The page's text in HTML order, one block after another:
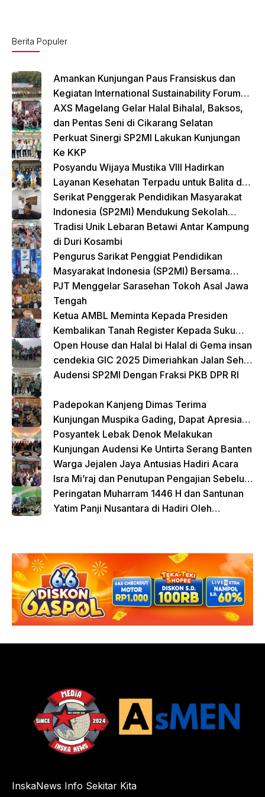
o
o
k
Berita Populer
Amankan Kunjungan Paus Fransiskus dan
Kegiatan International Sustainability Forum
(ISF) 2024 TNI-Polri Gelar Apel Pasukan
Gabungan
AXS Magelang Gelar Halal Bihalal, Baksos,
dan Pentas Seni di Cikarang Selatan
Perkuat Sinergi SP2MI Lakukan Kunjungan
Ke KKP
Posyandu Wijaya Mustika VIII Hadirkan
Layanan Kesehatan Terpadu untuk Balita dan
Lansia
Serikat Penggerak Pendidikan Masyarakat
Indonesia (SP2MI) Mendukung Sekolah
Rakyat yang Digagas oleh Kemensos
Tradisi Unik Lebaran Betawi Antar Kampung
di Duri Kosambi
Pengurus Sarikat Penggiat Pendidikan
Masyarakat Indonesia (SP2MI) Bersama
Nusadaya Akademik Kunjungi Kementerian
BP2MI
PJT Menggelar Sarasehan Tokoh Asal Jawa
Tengah
Ketua AMBL Meminta Kepada Presiden
Kembalikan Tanah Register Kepada Suku
Lampung
Open House dan Halal bi Halal di Gema insan
cendekia GIC 2025 Dimeriahkan Jalan Sehat
dan Bazar Kreatif
Audensi SP2MI Dengan Fraksi PKB DPR RI
Padepokan Kanjeng Dimas Terima
Kunjungan Muspika Gading, Dapat Apresiasi
atas Kontribusi Sosial dan Keagamaan
Posyantek Lebak Denok Melakukan
Kunjungan Audensi Ke Untirta Serang Banten
Warga Jejalen Jaya Antusias Hadiri Acara
Isra Mi’raj dan Penutupan Pengajian Sebelum
Ramadhan
Peringatan Muharram 1446 H dan Santunan
Yatim Panji Nusantara di Hadiri Oleh
InskaNews Info Sekitar Kita